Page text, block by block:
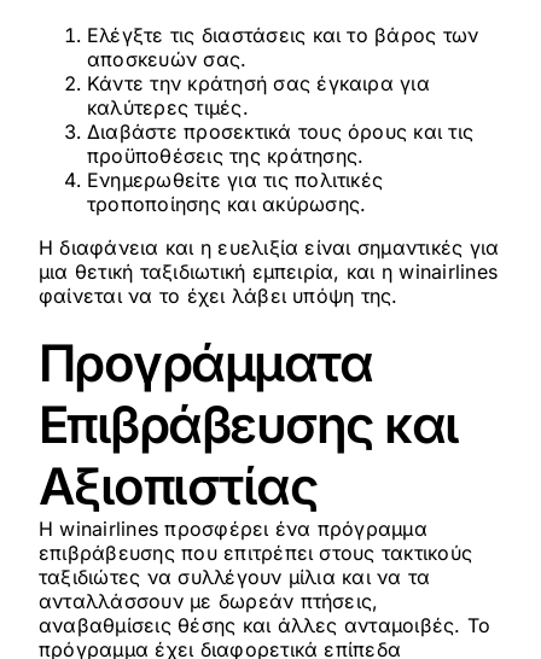
Ελέγξτε τις διαστάσεις και το βάρος των
αποσκευών σας.
Κάντε την κράτησή σας έγκαιρα για
καλύτερες τιμές.
Διαβάστε προσεκτικά τους όρους και τις
προϋποθέσεις της κράτησης.
Ενημερωθείτε για τις πολιτικές
τροποποίησης και ακύρωσης.
Η διαφάνεια και η ευελιξία είναι σημαντικές για
μια θετική ταξιδιωτική εμπειρία, και η winairlines
φαίνεται να το έχει λάβει υπόψη της.
Προγράμματα
Επιβράβευσης και
Αξιοπιστίας
Η winairlines προσφέρει ένα πρόγραμμα
επιβράβευσης που επιτρέπει στους τακτικούς
ταξιδιώτες να συλλέγουν μίλια και να τα
ανταλλάσσουν με δωρεάν πτήσεις,
αναβαθμίσεις θέσης και άλλες ανταμοιβές. Το
πρόγραμμα έχει διαφορετικά επίπεδα